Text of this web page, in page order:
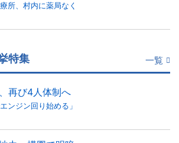
所、村内に薬局なく
特集 一覧
再び4人体制へ
ンジン回り始める」